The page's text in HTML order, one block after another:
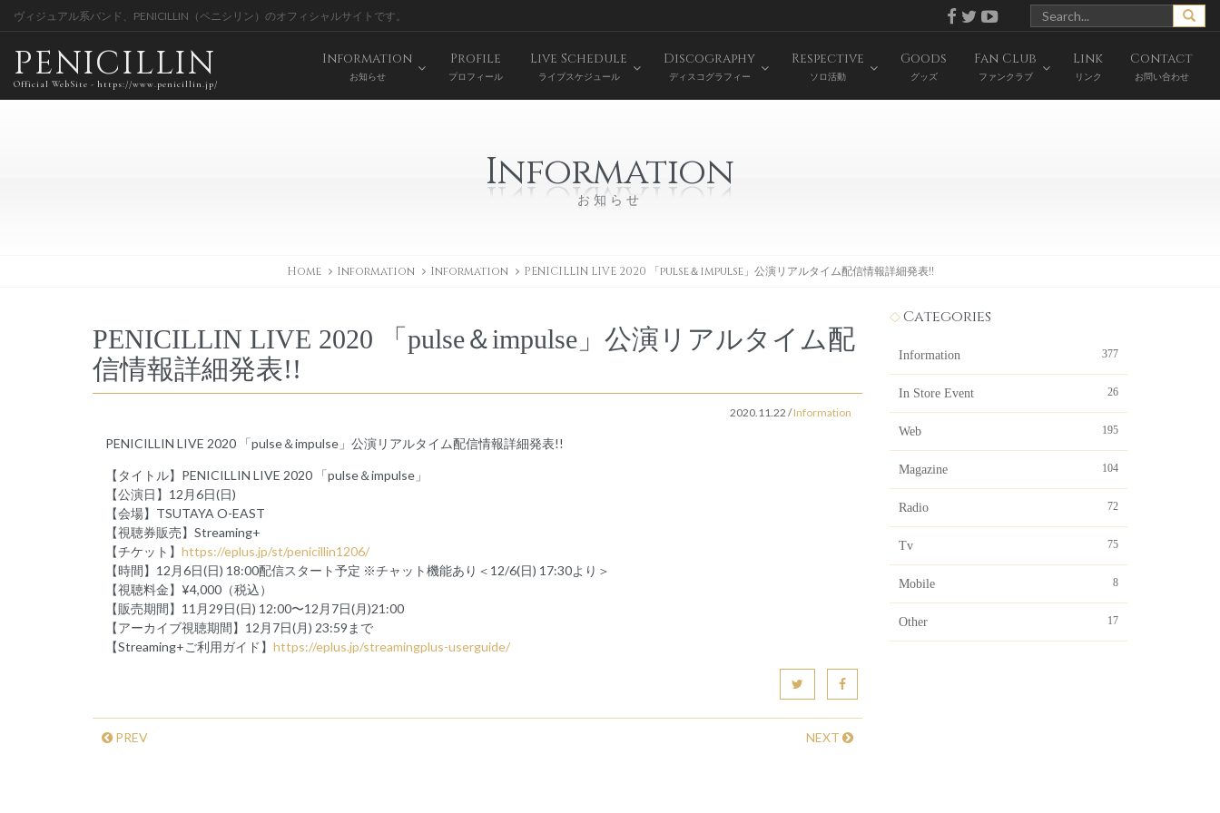
ヴィジュアル系バンド、PENICILLIN（ペニシリン）のオフィシャルサイトです。
PENICILLIN
Official WebSite - https://www.penicillin.jp/
Information
お知らせ
Profile
プロフィール
Live Schedule
ライブスケジュール
Discography
ディスコグラフィー
Respective
ソロ活動
Goods
グッズ
Fan Club
ファンクラブ
Link
リンク
Contact
お問い合わせ
Information
お知らせ
Home Information Information PENICILLIN LIVE 2020 「pulse＆impulse」公演リアルタイム配信情報詳細発表!!
PENICILLIN LIVE 2020 「pulse＆impulse」公演リアルタイム配
信情報詳細発表!!
2020.11.22 /Information
PENICILLIN LIVE 2020 「pulse＆impulse」公演リアルタイム配信情報詳細発表!!
【タイトル】PENICILLIN LIVE 2020 「pulse＆impulse」
【公演日】12月6日(日)
【会場】TSUTAYA O-EAST
【視聴券販売】Streaming+
【チケット】 https://eplus.jp/st/penicillin1206/
【時間】12月6日(日) 18:00配信スタート予定 ※チャット機能あり＜12/6(日) 17:30より＞
【視聴料金】¥4,000（税込）
【販売期間】11月29日(日) 12:00〜12月7日(月)21:00
【アーカイブ視聴期間】12月7日(月) 23:59まで
【Streaming+ご利用ガイド】 https://eplus.jp/streamingplus-userguide/
PREV NEXT
Categories
Information 377
In Store Event 26
Web 195
Magazine 104
Radio 72
Tv 75
Mobile 8
Other 17